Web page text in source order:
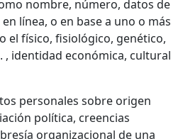
nombre, número, datos de
línea, o en base a uno o más
el físico, fisiológico, genético,
, identidad económica, cultural
personales sobre origen
política, creencias
organizacional de una